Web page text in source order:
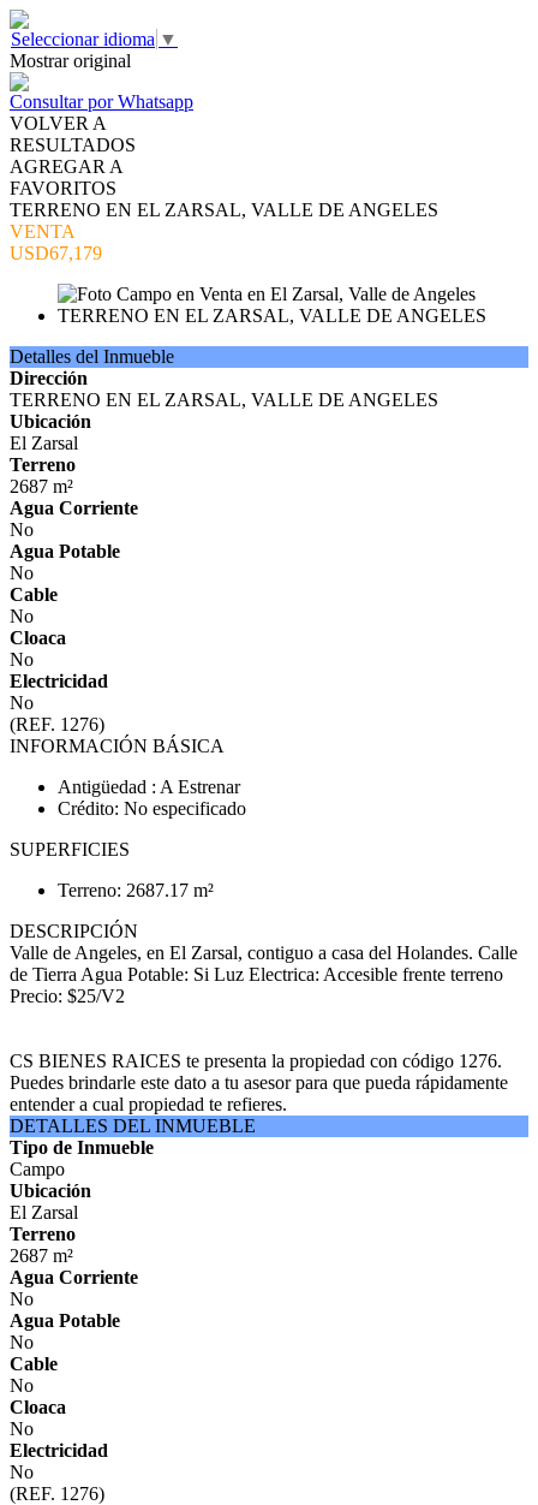
Seleccionar idioma ▼
Mostrar original
Consultar por Whatsapp
VOLVER A
RESULTADOS
AGREGAR A
FAVORITOS
TERRENO EN EL ZARSAL, VALLE DE ANGELES
VENTA
USD67,179
Detalles del Inmueble
Dirección
TERRENO EN EL ZARSAL, VALLE DE ANGELES
Ubicación
El Zarsal
Terreno
2687 m²
Agua Corriente
No
Agua Potable
No
Cable
No
Cloaca
No
Electricidad
No
(REF. 1276)
INFORMACIÓN BÁSICA
Antigüedad : A Estrenar
Crédito: No especificado
SUPERFICIES
Terreno: 2687.17 m²
DESCRIPCIÓN
Valle de Angeles, en El Zarsal, contiguo a casa del Holandes. Calle
de Tierra Agua Potable: Si Luz Electrica: Accesible frente terreno
Precio: $25/V2
CS BIENES RAICES te presenta la propiedad con código 1276.
Puedes brindarle este dato a tu asesor para que pueda rápidamente
entender a cual propiedad te refieres.
DETALLES DEL INMUEBLE
Tipo de Inmueble
Campo
Ubicación
El Zarsal
Terreno
2687 m²
Agua Corriente
No
Agua Potable
No
Cable
No
Cloaca
No
Electricidad
No
(REF. 1276)